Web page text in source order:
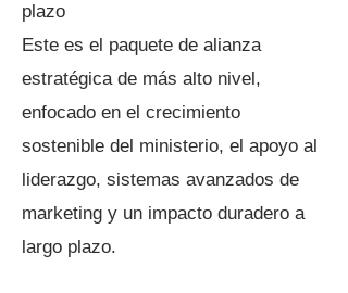
plazo
Este es el paquete de alianza
estratégica de más alto nivel,
enfocado en el crecimiento
sostenible del ministerio, el apoyo al
liderazgo, sistemas avanzados de
marketing y un impacto duradero a
largo plazo.